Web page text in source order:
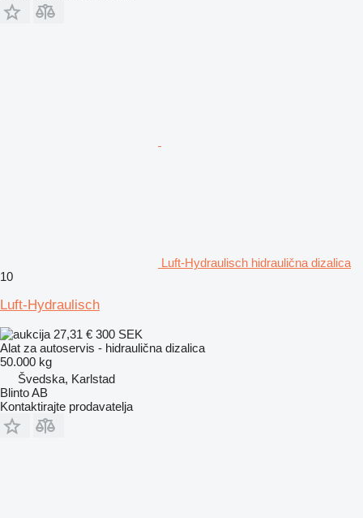
Luft-Hydraulisch hidraulična dizalica
10
Luft-Hydraulisch
27,31 € 300 SEK
Alat za autoservis - hidraulična dizalica
50.000 kg
Švedska, Karlstad
Blinto AB
Kontaktirajte prodavatelja